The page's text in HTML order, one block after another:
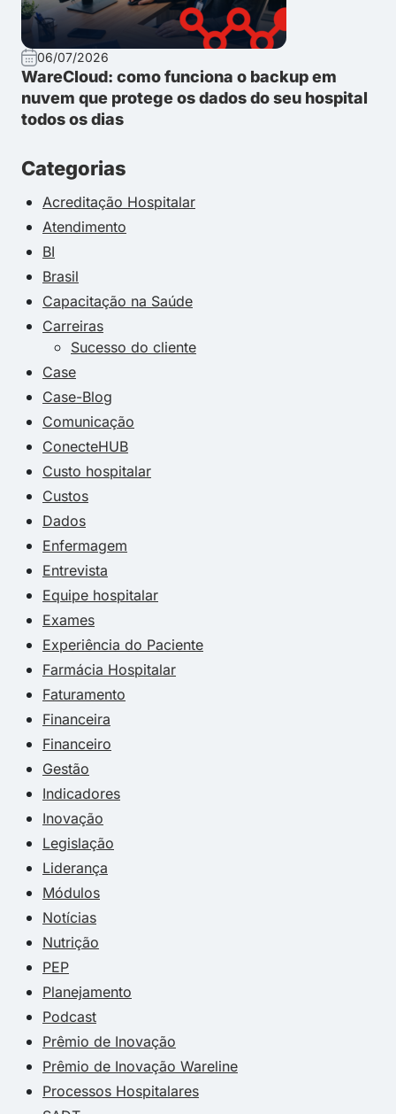
06/07/2026
WareCloud: como funciona o backup em
nuvem que protege os dados do seu hospital
todos os dias
Categorias
Acreditação Hospitalar
Atendimento
BI
Brasil
Capacitação na Saúde
Carreiras
Sucesso do cliente
Case
Case-Blog
Comunicação
ConecteHUB
Custo hospitalar
Custos
Dados
Enfermagem
Entrevista
Equipe hospitalar
Exames
Experiência do Paciente
Farmácia Hospitalar
Faturamento
Financeira
Financeiro
Gestão
Indicadores
Inovação
Legislação
Liderança
Módulos
Notícias
Nutrição
PEP
Planejamento
Podcast
Prêmio de Inovação
Prêmio de Inovação Wareline
Processos Hospitalares